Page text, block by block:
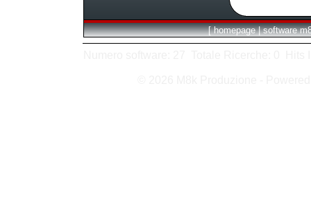
[ homepage | software